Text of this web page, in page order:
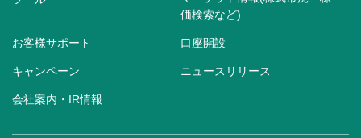
価検索など)
お客様サポート 口座開設
キャンペーン ニュースリリース
会社案内・IR情報